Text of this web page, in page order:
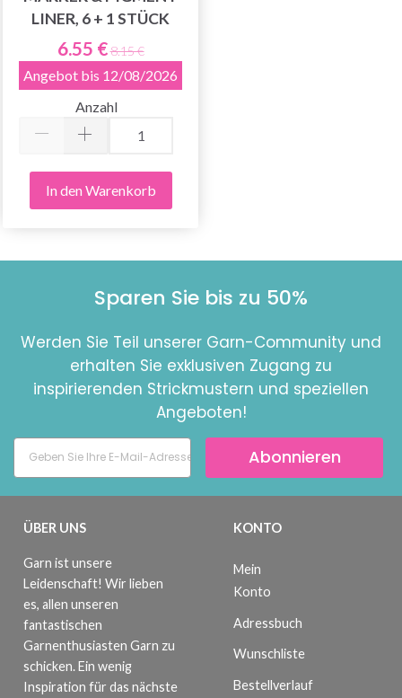
LINER, 6 + 1 STÜCK
6.55 €8.15 €
Angebot bis 12/08/2026
Anzahl
In den Warenkorb
Sparen Sie bis zu 50%
Werden Sie Teil unserer Garn-Community und
erhalten Sie exklusiven Zugang zu
inspirierenden Strickmustern und speziellen
Angeboten!
Abonnieren
ÜBER UNS
Garn ist unsere
Leidenschaft! Wir lieben
es, allen unseren
fantastischen
Garnenthusiasten Garn zu
schicken. Ein wenig
Inspiration für das nächste
KONTO
Mein
Konto
Adressbuch
Wunschliste
Bestellverlauf